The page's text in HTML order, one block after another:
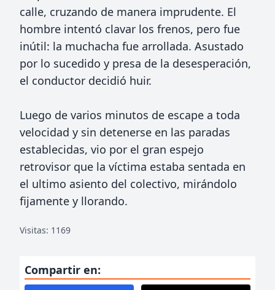
calle, cruzando de manera imprudente. El
hombre intentó clavar los frenos, pero fue
inútil: la muchacha fue arrollada. Asustado
por lo sucedido y presa de la desesperación,
el conductor decidió huir.
Luego de varios minutos de escape a toda
velocidad y sin detenerse en las paradas
establecidas, vio por el gran espejo
retrovisor que la víctima estaba sentada en
el ultimo asiento del colectivo, mirándolo
fijamente y llorando.
Visitas: 1169
Compartir en: